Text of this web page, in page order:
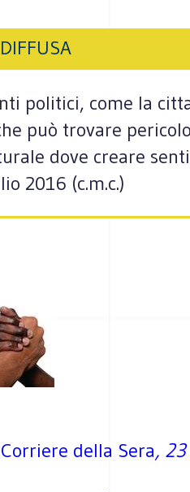
politici, come la
può trovare
dove creare
2016 (c.m.c.)
della Sera,